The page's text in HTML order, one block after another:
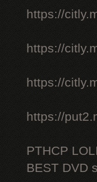
https://
https://
https://
https://
PTHCP
BEST DVD